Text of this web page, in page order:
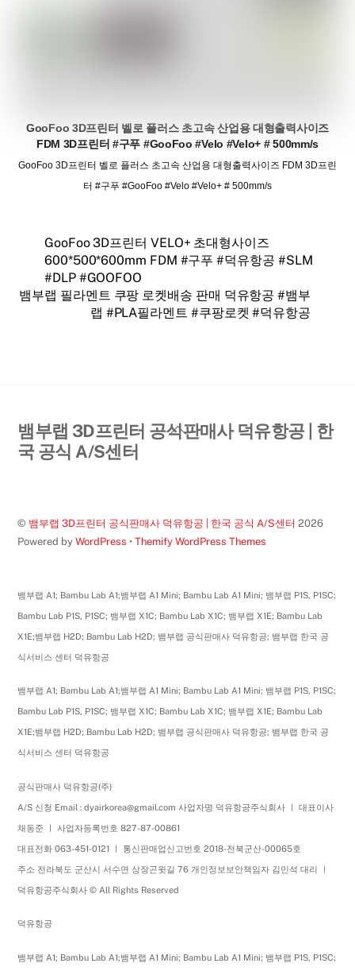
GooFoo 3D프린터 벨로 플러스 초고속 산업용 대형출력사이즈
FDM 3D프린터 #구푸 #GooFoo #Velo #Velo+ # 500mm/s
GooFoo 3D프린터 벨로 플러스 초고속 산업용 대형출력사이즈 FDM 3D프린
터 #구푸 #GooFoo #Velo #Velo+ # 500mm/s
GooFoo 3D프린터 VELO+ 초대형사이즈
600*500*600mm FDM #구푸 #덕유항공 #SLM
#DLP #GOOFOO
뱀부랩 필라멘트 쿠팡 로켓배송 판매 덕유항공 #뱀부
랩 #PLA필라멘트 #쿠팡로켓 #덕유항공
Back
뱀부랩 3D프린터 공식판매사 덕유항공 | 한
국 공식 A/S센터
© 뱀부랩 3D프린터 공식판매사 덕유항공 | 한국 공식 A/S센터 2026
Powered byWordPress •Themify WordPress Themes
뱀부랩 A1; Bambu Lab A1;뱀부랩 A1 Mini; Bambu Lab A1 Mini; 뱀부랩 P1S, P1SC;
Bambu Lab P1S, P1SC; 뱀부랩 X1C; Bambu Lab X1C; 뱀부랩 X1E; Bambu Lab
X1E;뱀부랩 H2D; Bambu Lab H2D; 뱀부랩 공식판매사 덕유항공; 뱀부랩 한국 공
식서비스 센터 덕유항공
뱀부랩 A1; Bambu Lab A1;뱀부랩 A1 Mini; Bambu Lab A1 Mini; 뱀부랩 P1S, P1SC;
Bambu Lab P1S, P1SC; 뱀부랩 X1C; Bambu Lab X1C; 뱀부랩 X1E; Bambu Lab
X1E;뱀부랩 H2D; Bambu Lab H2D; 뱀부랩 공식판매사 덕유항공; 뱀부랩 한국 공
식서비스 센터 덕유항공
공식판매사 덕유항공(주)
A/S 신청 Email : dyairkorea@gmail.com 사업자명 덕유항공주식회사 ㅣ 대표이사
채동준 ㅣ 사업자등록번호 827-87-00861
대표전화 063-451-0121 ㅣ 통신판매업신고번호 2018-전북군산-00065호
주소 전라북도 군산시 서수면 상장곤윗길 76 개인정보보안책임자 김민석 대리 ㅣ
덕유항공주식회사 © All Rights Reserved
덕유항공
뱀부랩 A1; Bambu Lab A1;뱀부랩 A1 Mini; Bambu Lab A1 Mini; 뱀부랩 P1S, P1SC;